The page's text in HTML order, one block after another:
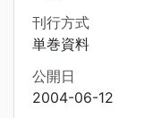
刊行方式
単巻資料
公開日
2004-06-12